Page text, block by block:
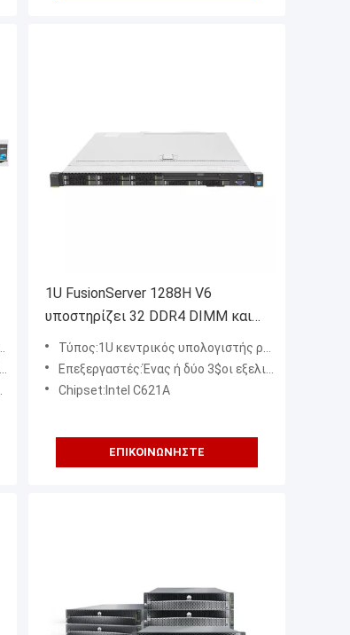
1U FusionServer 1288H V6
υποστηρίζει 32 DDR4 DIMM και
10 σκληρός δίσκος 2,5 ίντσας
Τύπος:1U κεντρικός υπολογιστής ραφιών
Επεξεργαστές:Ένας ή δύο 3$οι εξελικτικοί επεξεργαστές λιμνών πάγου GEN Intel® Xeon® (8300/6300/5300/4300 σειρά),
Chipset:Intel C621A
ΕΠΙΚΟΙΝΩΝΉΣΤΕ